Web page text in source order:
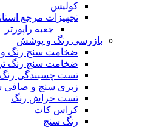
کولیس
تجهیزات مرجع
جعبه راپورتر
بازرسی رنگ و پوشش
ضخامت سنج رنگ
ضخامت سنج رنگ تر
تست چسبندگی رنگ
زبری سنج و صافی
تست خراش رنگ
کراس کات
رنگ سنج